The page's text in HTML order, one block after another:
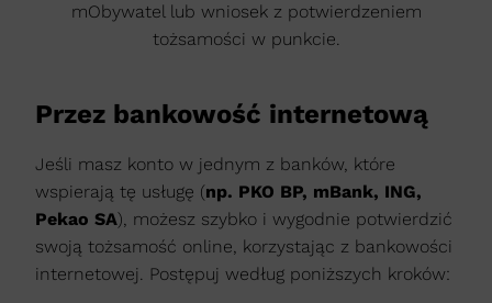
mObywatel lub wniosek z potwierdzeniem
tożsamości w punkcie.
Przez bankowość internetową
Jeśli masz konto w jednym z banków, które
wspierają tę usługę (np. PKO BP, mBank, ING,
Pekao SA), możesz szybko i wygodnie potwierdzić
swoją tożsamość online, korzystając z bankowości
internetowej. Postępuj według poniższych kroków: